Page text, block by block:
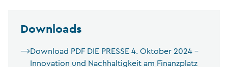
Downloads
Download PDF DIE PRESSE 4. Oktober 2024 –
Innovation und Nachhaltigkeit am Finanzplatz